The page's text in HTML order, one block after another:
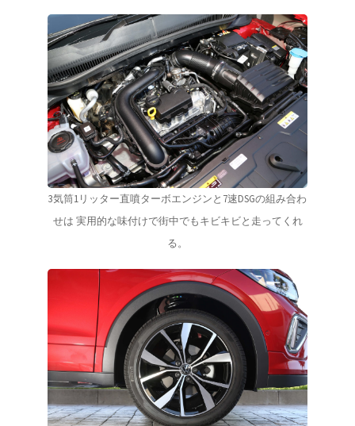
3気筒1リッター直噴ターボエンジンと7速DSGの組み合わ
せは 実用的な味付けで街中でもキビキビと走ってくれ
る。